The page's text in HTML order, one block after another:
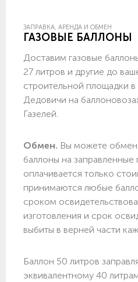
ЗАПРАВКА, АРЕНДА И ОБМЕН
ГАЗОВЫЕ БАЛЛОНЫ
Доставим газовые
27 литров и другие до
строительной площадки
Дедовичи на
Газелей.
Обмен. Вы можете
баллоны на
оплачивается только
принимаются любые
сроком
изготовления и срок
выбиты в верней части
Баллон 50 литров
эквивалентному 40